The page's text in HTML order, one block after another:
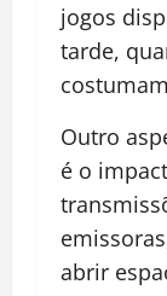
jogos
tarde,
Outro
é o
abrir